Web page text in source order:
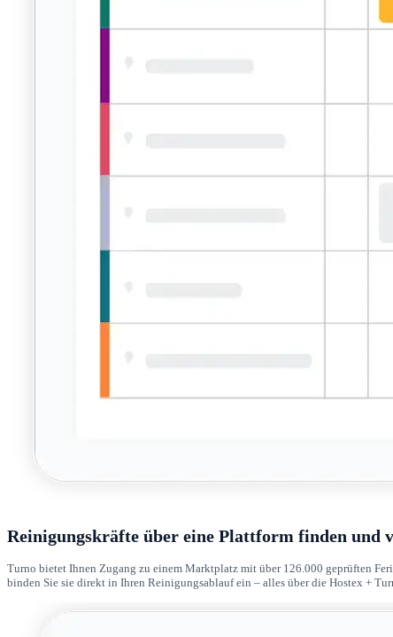
Reinigungskräfte über eine Plattform finden und
Turno bietet Ihnen Zugang zu einem Marktplatz mit über 126.000 geprüften
binden Sie sie direkt in Ihren Reinigungsablauf ein – alles über die Hostex +